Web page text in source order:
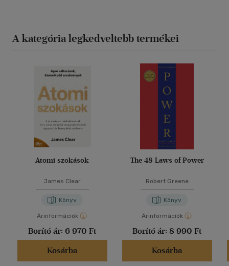
A kategória legkedveltebb termékei
Atomi szokások
James Clear
Könyv
Árinformációk
Borító ár: 6 970 Ft
Kosárba
The 48 Laws of Power
Robert Greene
Könyv
Árinformációk
Borító ár: 8 990 Ft
Kosárba